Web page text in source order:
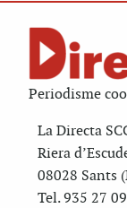
Periodisme
La Directa
Riera
08028 Sants
Tel. 935 27